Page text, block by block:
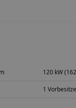
120 kW
1